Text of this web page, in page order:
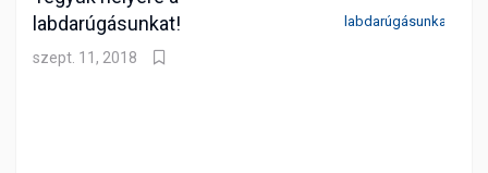
labdarúgásunkat!
szept. 11, 2018